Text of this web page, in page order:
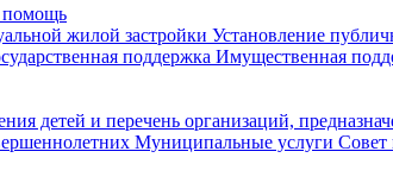
помощь
жилой застройки Установление
поддержка Имущественная
детей и перечень организаций,
Муниципальные услуги Совет